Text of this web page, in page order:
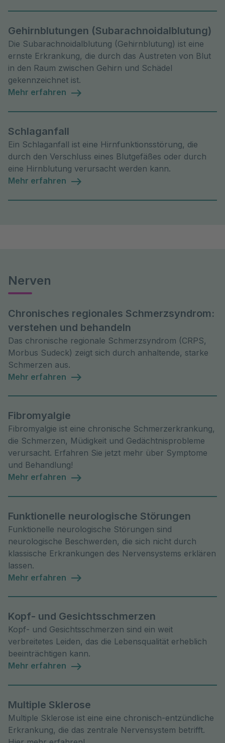
Gehirnblutungen (Subarachnoidalblutung)
Die Subarachnoidalblutung (Gehirnblutung) ist eine
ernste Erkrankung, die durch das Austreten von Blut
in den Raum zwischen Gehirn und Schädel
gekennzeichnet ist.
Mehr erfahren
Schlaganfall
Ein Schlaganfall ist eine Hirnfunktionsstörung, die
durch den Verschluss eines Blutgefäßes oder durch
eine Hirnblutung verursacht werden kann.
Mehr erfahren
Nerven
Chronisches regionales Schmerzsyndrom:
verstehen und behandeln
Das chronische regionale Schmerzsyndrom (CRPS,
Morbus Sudeck) zeigt sich durch anhaltende, starke
Schmerzen aus.
Mehr erfahren
Fibromyalgie
Fibromyalgie ist eine chronische Schmerzerkrankung,
die Schmerzen, Müdigkeit und Gedächtnisprobleme
verursacht. Erfahren Sie jetzt mehr über Symptome
und Behandlung!
Mehr erfahren
Funktionelle neurologische Störungen
Funktionelle neurologische Störungen sind
neurologische Beschwerden, die sich nicht durch
klassische Erkrankungen des Nervensystems erklären
lassen.
Mehr erfahren
Kopf- und Gesichtsschmerzen
Kopf- und Gesichtsschmerzen sind ein weit
verbreitetes Leiden, das die Lebensqualität erheblich
beeinträchtigen kann.
Mehr erfahren
Multiple Sklerose
Multiple Sklerose ist eine eine chronisch-entzündliche
Erkrankung, die das zentrale Nervensystem betrifft.